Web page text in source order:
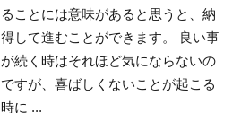
ることには意味があると思うと、納
得して進むことができます。 良い事
が続く時はそれほど気にならないの
ですが、喜ばしくないことが起こる
時に ...